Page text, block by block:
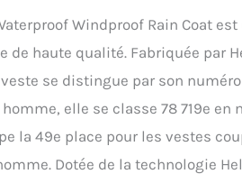
Windproof Rain Coat
de haute qualité. Fabriquée par
se distingue par son
elle se classe 78 719e en
la 49e place pour les vestes
Dotée de la technologie